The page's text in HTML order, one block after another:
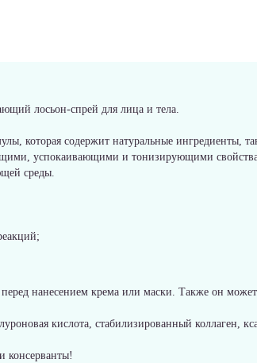
лосьон-спрей для лица и тела.
которая содержит натуральные ингредиенты,
успокаивающими и тонизирующими
среды.
нанесением крема или маски. Также он может
кислота, стабилизированный коллаген,
консерванты!